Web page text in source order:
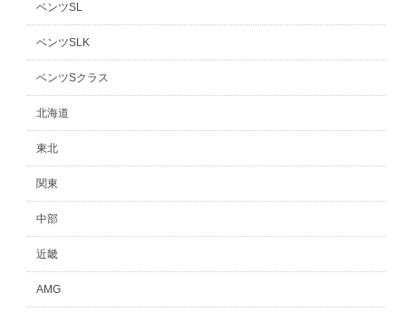
ベンツSL
ベンツSLK
ベンツSクラス
北海道
東北
関東
中部
近畿
AMG